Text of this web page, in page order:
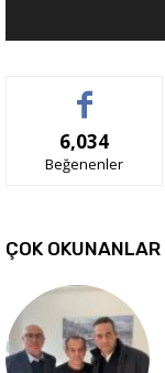
6,034
Beğenenler
ÇOK OKUNANLAR